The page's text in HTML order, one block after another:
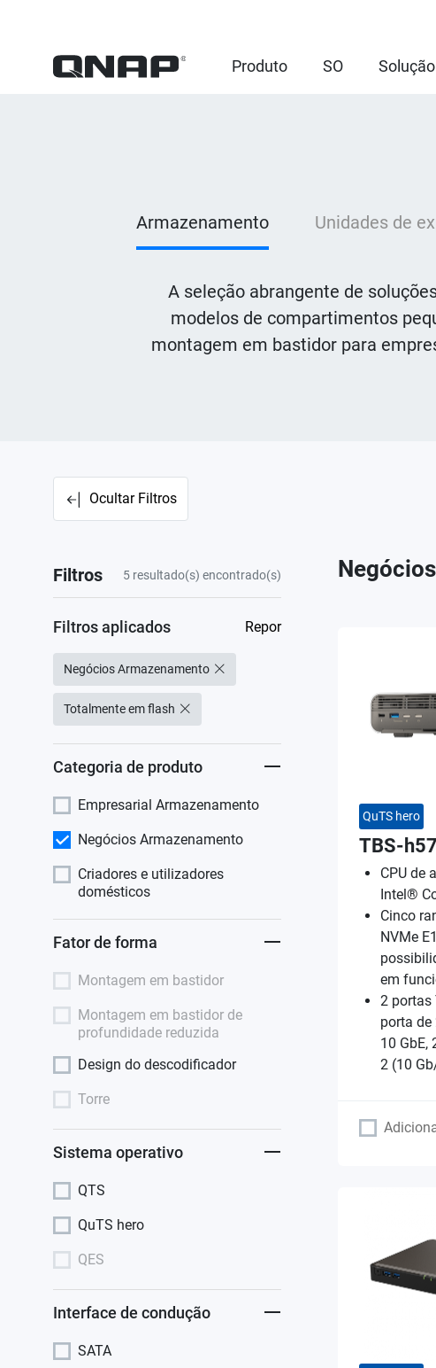
Produto SO Solução
Armazenamento Unidades de
A seleção abrangente de
modelos de compartimentos
montagem em bastidor para
Ocultar Filtros
Filtros 5 resultado(s) encontrado(s)
Filtros aplicados Repor
Negócios Armazenamento
Totalmente em flash
Categoria de produto
Empresarial Armazenamento
Negócios Armazenamento
Criadores e utilizadores
domésticos
Fator de forma
Montagem em bastidor
Montagem em bastidor de
profundidade reduzida
Design do descodificador
Torre
Sistema operativo
QTS
QuTS hero
QES
Interface de condução
SATA
QuTS hero
TBS-
CPU de
Intel®
Cinco
NVMe
em
2 portas
porta de
10 GbE,
2 (10